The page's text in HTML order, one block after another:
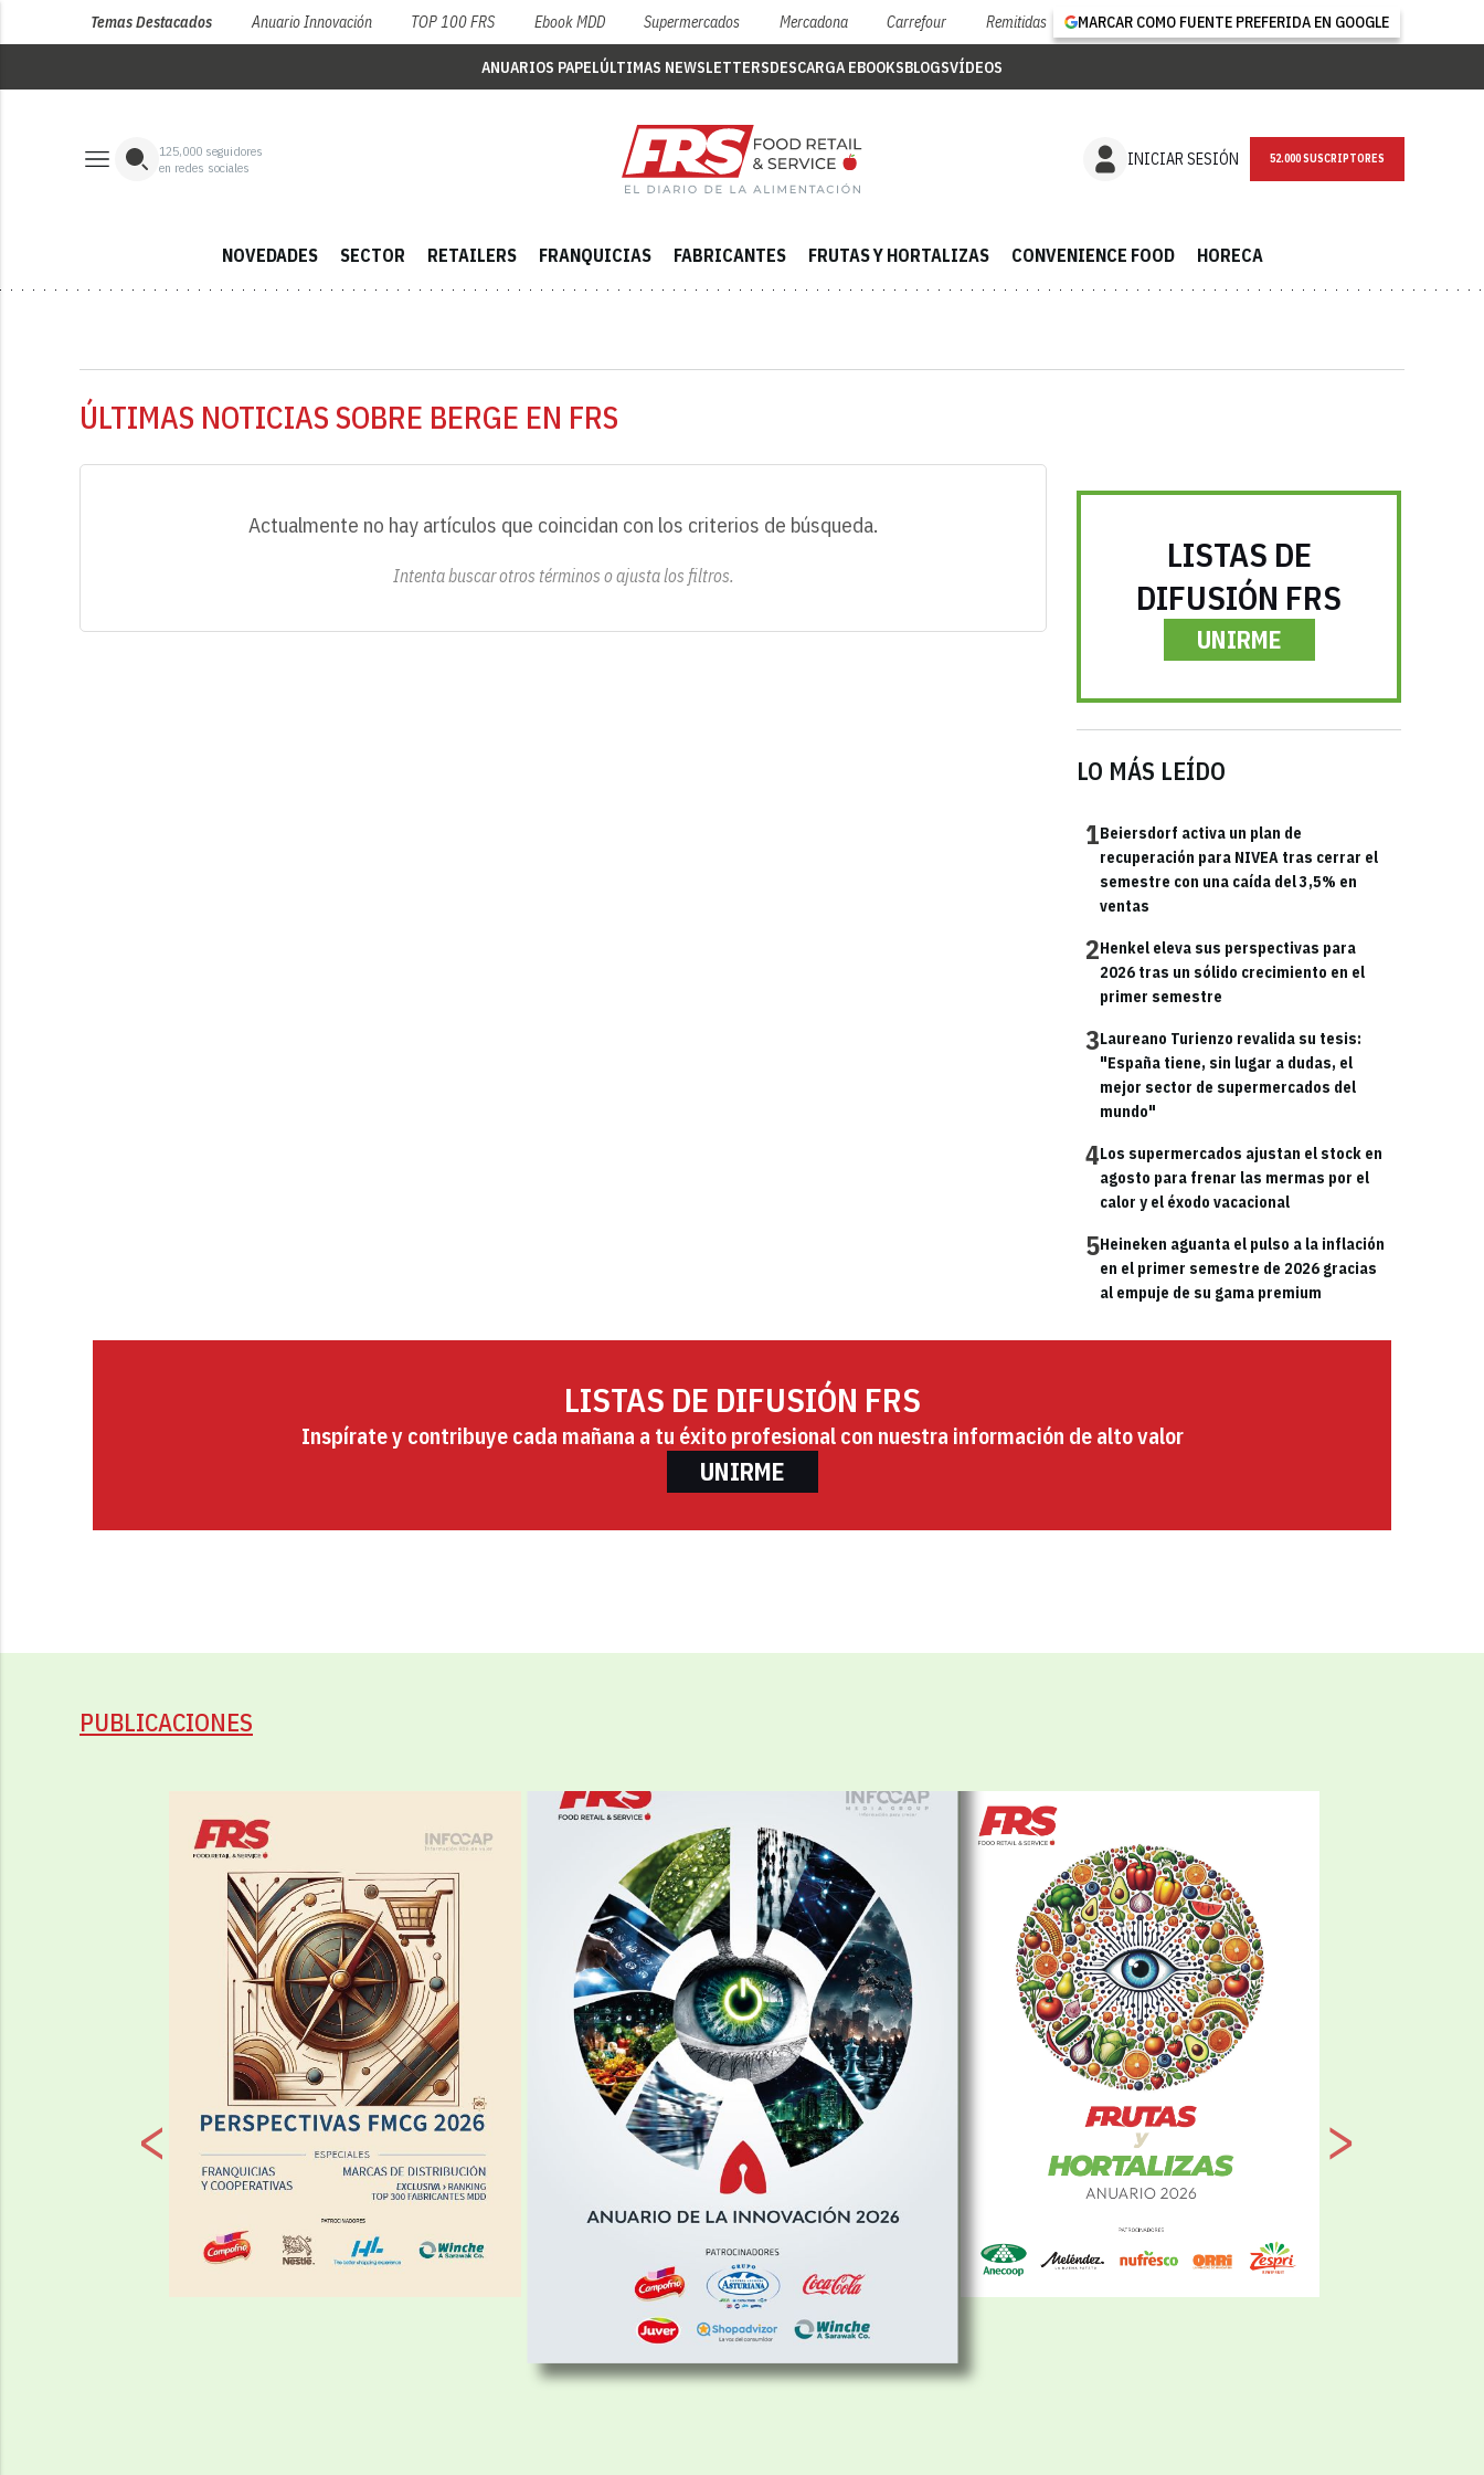
Temas Destacados Anuario Innovación TOP 100 FRS Ebook MDD Supermercados Mercadona Carrefour Remitidas MARCAR COMO FUENTE PREFERIDA EN GOOGLE
ANUARIOS PAPELÚLTIMAS NEWSLETTERSDESCARGA EBOOKSBLOGSVÍDEOS
125,000 seguidores
en redes sociales
INICIAR SESIÓN NEWSLETTER
NOVEDADES SECTOR RETAILERS FRANQUICIAS FABRICANTES FRUTAS Y HORTALIZAS CONVENIENCE FOOD HORECA
ÚLTIMAS NOTICIAS SOBRE BERGE EN FRS
Actualmente no hay artículos que coincidan con los criterios de búsqueda.
Intenta buscar otros términos o ajusta los filtros.
LISTAS DE
DIFUSIÓN FRS
UNIRME
LO MÁS LEÍDO
1Beiersdorf activa un plan de
recuperación para NIVEA tras cerrar el
semestre con una caída del 3,5% en
ventas
2Henkel eleva sus perspectivas para
2026 tras un sólido crecimiento en el
primer semestre
3Laureano Turienzo revalida su tesis:
"España tiene, sin lugar a dudas, el
mejor sector de supermercados del
mundo"
4Los supermercados ajustan el stock en
agosto para frenar las mermas por el
calor y el éxodo vacacional
5Heineken aguanta el pulso a la inflación
en el primer semestre de 2026 gracias
al empuje de su gama premium
LISTAS DE DIFUSIÓN FRS
Inspírate y contribuye cada mañana a tu éxito profesional con nuestra información de alto valor
UNIRME
PUBLICACIONES